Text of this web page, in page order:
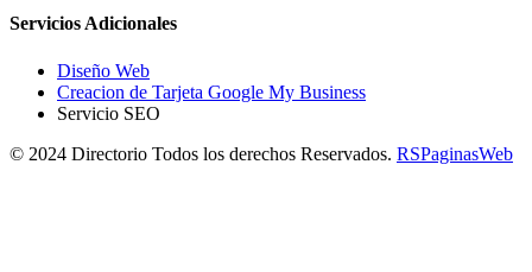
Servicios Adicionales
Diseño Web
Creacion de Tarjeta Google My Business
Servicio SEO
© 2024 Directorio Todos los derechos Reservados. RSPaginasWeb